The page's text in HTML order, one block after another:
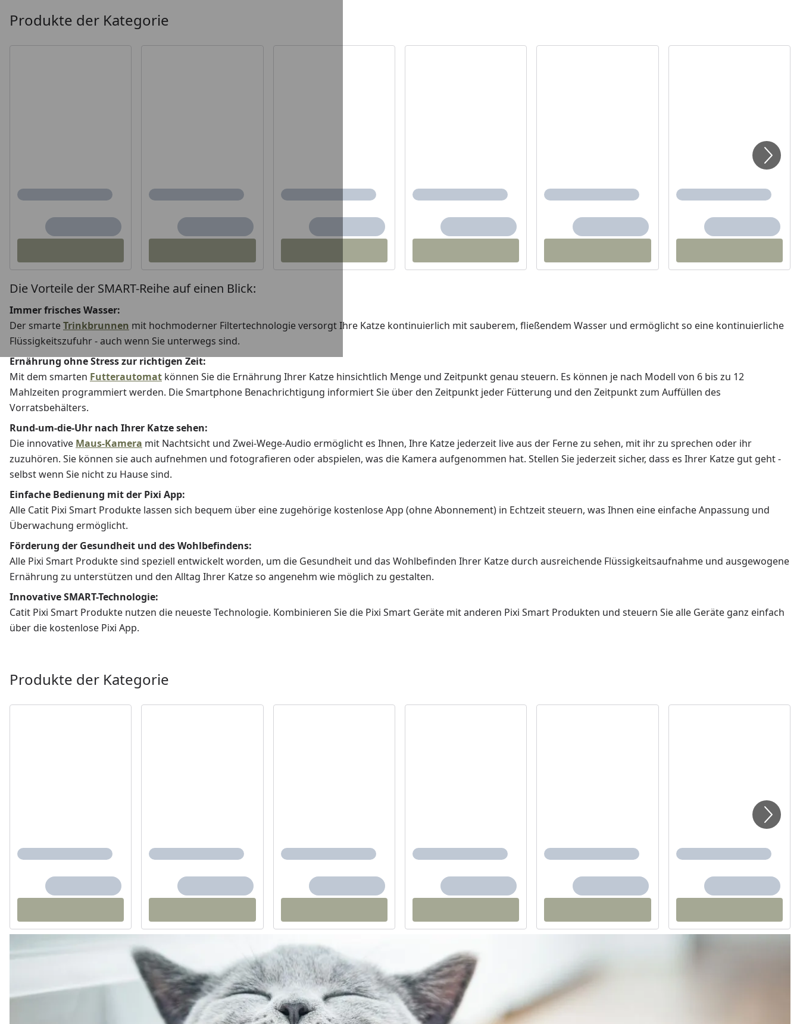
Produkte der Kategorie
Die Vorteile der SMART-Reihe auf einen Blick:
Immer frisches Wasser:
Der smarteTrinkbrunnen mit hochmoderner Filtertechnologie versorgt Ihre Katze kontinuierlich mit sauberem, fließendem Wasser und ermöglicht so eine kontinuierliche
Flüssigkeitszufuhr - auch wenn Sie unterwegs sind.
Ernährung ohne Stress zur richtigen Zeit:
Mit dem smarten Futterautomat können Sie die Ernährung Ihrer Katze hinsichtlich Menge und Zeitpunkt genau steuern. Es können je nach Modell von 6 bis zu 12
Mahlzeiten programmiert werden. Die Smartphone Benachrichtigung informiert Sie über den Zeitpunkt jeder Fütterung und den Zeitpunkt zum Auffüllen des
Vorratsbehälters.
Rund-um-die-Uhr nach Ihrer Katze sehen:
Die innovative Maus-Kamera mit Nachtsicht und Zwei-Wege-Audio ermöglicht es Ihnen, Ihre Katze jederzeit live aus der Ferne zu sehen, mit ihr zu sprechen oder ihr
zuzuhören. Sie können sie auch aufnehmen und fotografieren oder abspielen, was die Kamera aufgenommen hat. Stellen Sie jederzeit sicher, dass es Ihrer Katze gut geht -
selbst wenn Sie nicht zu Hause sind.
Einfache Bedienung mit der Pixi App:
Alle Catit Pixi Smart Produkte lassen sich bequem über eine zugehörige kostenlose App (ohne Abonnement) in Echtzeit steuern, was Ihnen eine einfache Anpassung und
Überwachung ermöglicht.
Förderung der Gesundheit und des Wohlbefindens:
Alle Pixi Smart Produkte sind speziell entwickelt worden, um die Gesundheit und das Wohlbefinden Ihrer Katze durch ausreichende Flüssigkeitsaufnahme und ausgewogene
Ernährung zu unterstützen und den Alltag Ihrer Katze so angenehm wie möglich zu gestalten.
Innovative SMART-Technologie:
Catit Pixi Smart Produkte nutzen die neueste Technologie. Kombinieren Sie die Pixi Smart Geräte mit anderen Pixi Smart Produkten und steuern Sie alle Geräte ganz einfach
über die kostenlose Pixi App.
Produkte der Kategorie